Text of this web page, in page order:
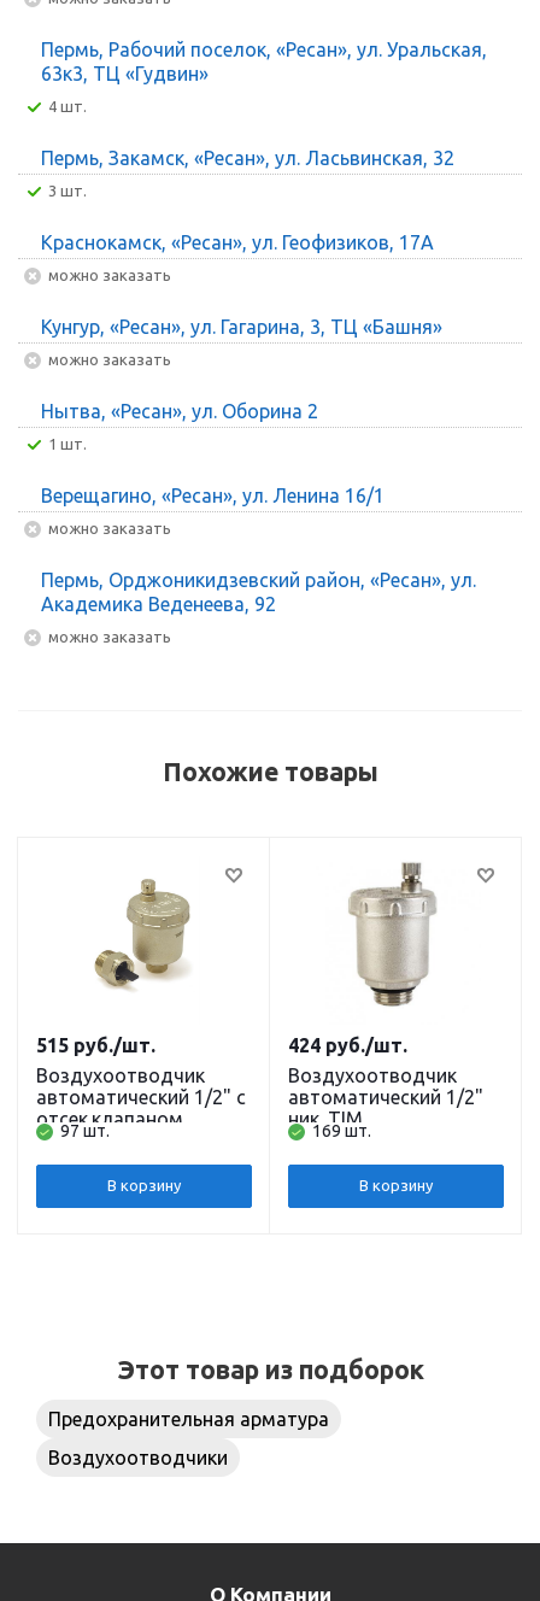
Пермь, Рабочий поселок, «Ресан», ул. Уральская,
63к3, ТЦ «Гудвин»
4 шт.
Пермь, Закамск, «Ресан», ул. Ласьвинская, 32
3 шт.
Краснокамск, «Ресан», ул. Геофизиков, 17А
Можно заказать
Кунгур, «Ресан», ул. Гагарина, 3, ТЦ «Башня»
Можно заказать
Нытва, «Ресан», ул. Оборина 2
1 шт.
Верещагино, «Ресан», ул. Ленина 16/1
Можно заказать
Пермь, Орджоникидзевский район, «Ресан», ул.
Академика Веденеева, 92
Можно заказать
Похожие товары
Воздухоотводчик
автоматический 1/2" с
отсек.клапаном,
латунь TIM
97 шт.
515 руб./шт.
В корзину
Воздухоотводчик
автоматический 1/2"
ник. TIM
169 шт.
424 руб./шт.
В корзину
Этот товар из подборок
Предохранительная арматура
Воздухоотводчики
О Компании